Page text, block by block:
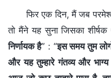
फिर एक दिन, मैं जब
तो मैंने यह सुना जिसका शीर्षक
निर्णायक है” : “इस समय तुम
और यह तुम्हारे गंतव्य और